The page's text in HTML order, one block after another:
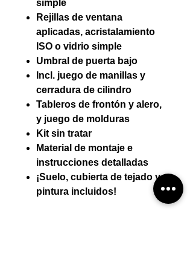
simple
Rejillas de ventana
aplicadas, acristalamiento
ISO o vidrio simple
Umbral de puerta bajo
Incl. juego de manillas y
cerradura de cilindro
Tableros de frontón y alero,
y juego de molduras
Kit sin tratar
Material de montaje e
instrucciones detalladas
¡Suelo, cubierta de tejado y
pintura incluidos!